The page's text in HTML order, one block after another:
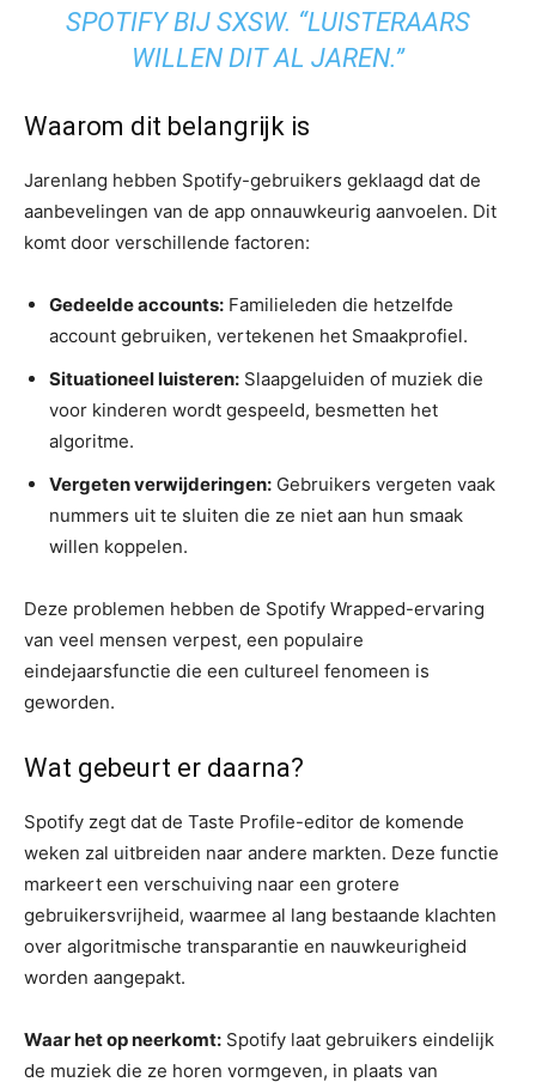
SPOTIFY BIJ SXSW. “LUISTERAARS
WILLEN DIT AL JAREN.”
Waarom dit belangrijk is
Jarenlang hebben Spotify-gebruikers geklaagd dat de
aanbevelingen van de app onnauwkeurig aanvoelen. Dit
komt door verschillende factoren:
Gedeelde accounts: Familieleden die hetzelfde
account gebruiken, vertekenen het Smaakprofiel.
Situationeel luisteren: Slaapgeluiden of muziek die
voor kinderen wordt gespeeld, besmetten het
algoritme.
Vergeten verwijderingen: Gebruikers vergeten vaak
nummers uit te sluiten die ze niet aan hun smaak
willen koppelen.
Deze problemen hebben de Spotify Wrapped-ervaring
van veel mensen verpest, een populaire
eindejaarsfunctie die een cultureel fenomeen is
geworden.
Wat gebeurt er daarna?
Spotify zegt dat de Taste Profile-editor de komende
weken zal uitbreiden naar andere markten. Deze functie
markeert een verschuiving naar een grotere
gebruikersvrijheid, waarmee al lang bestaande klachten
over algoritmische transparantie en nauwkeurigheid
worden aangepakt.
Waar het op neerkomt: Spotify laat gebruikers eindelijk
de muziek die ze horen vormgeven, in plaats van